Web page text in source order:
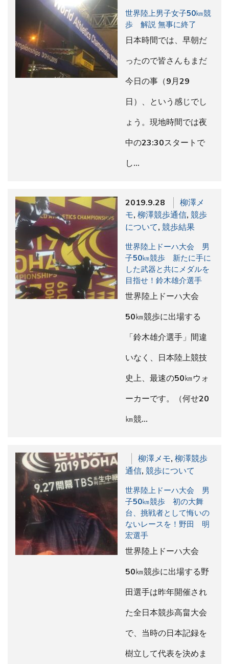
世界陸上男子女子50㎞競
歩 解説 無事に終了
日本時間では、早朝だ
ったので皆さんもまだ
今日の事（9月29
日）、という感じでし
ょう。現地時間では夜
中の23:30スタートで
し…
2019.9.28
柳澤メ
モ, 柳澤競歩通信, 競歩
について, 競歩結果
世界陸上ドーハ大会 男
子50㎞競歩 新たに手に
した武器と共にメダルを
目指せ！鈴木雄介選手
世界陸上ドーハ大会
50㎞競歩に出場する
「鈴木雄介選手」間違
いなく、日本陸上競技
史上、最速の50㎞ウォ
ーカーです。（何せ20
㎞競…
柳澤メモ, 柳澤競歩
通信, 競歩について
世界陸上ドーハ大会 男
子50㎞競歩 初の大舞
台、挑戦者として悔いの
ないレースを！野田 明
宏選手
世界陸上ドーハ大会
50㎞競歩に出場する野
田選手は昨年開催され
た全日本競歩高畠大会
で、当時の日本記録を
樹立して代表を決めま